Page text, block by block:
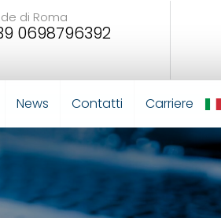
di Roma
0698796392
News Contatti
Carriere